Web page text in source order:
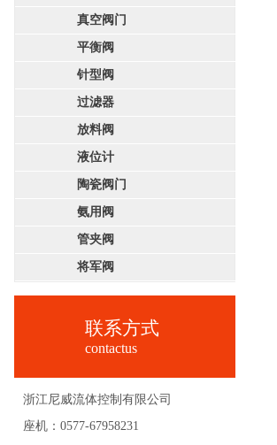
真空阀门
平衡阀
针型阀
过滤器
放料阀
液位计
陶瓷阀门
氨用阀
管夹阀
将军阀
联系方式
contactus
浙江尼威流体控制有限公司
座机：0577-67958231